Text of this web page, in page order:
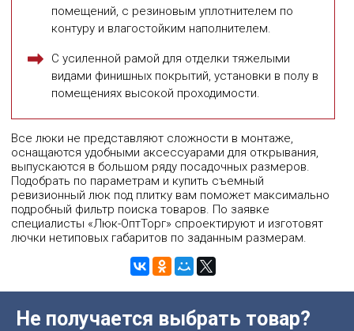
помещений, с резиновым уплотнителем по
контуру и влагостойким наполнителем.
С усиленной рамой для отделки тяжелыми
видами финишных покрытий, установки в полу в
помещениях высокой проходимости.
Все люки не представляют сложности в монтаже,
оснащаются удобными аксессуарами для открывания,
выпускаются в большом ряду посадочных размеров.
Подобрать по параметрам и купить съемный
ревизионный люк под плитку вам поможет максимально
подробный фильтр поиска товаров. По заявке
специалисты «Люк-ОптТорг» спроектируют и изготовят
лючки нетиповых габаритов по заданным размерам.
Не получается выбрать товар?